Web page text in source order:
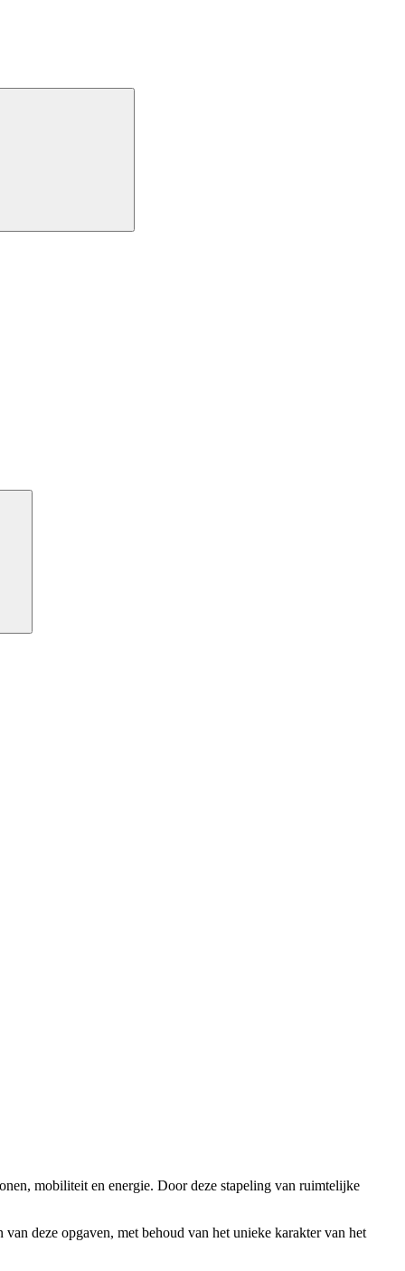
mobiliteit en energie. Door deze stapeling van ruimtelijke
deze opgaven, met behoud van het unieke karakter van het